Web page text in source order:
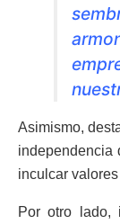
Asimismo,
independencia
inculcar
Por otro lado,